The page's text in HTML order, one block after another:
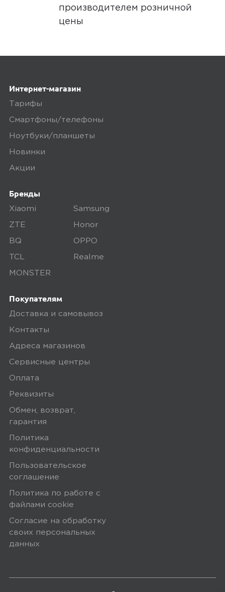
производителем розничной
цены
Интернет-магазин
Тарифы
Смартфоны/телефоны
Ноутбуки/планшеты
Новинки
Акции
Бренды
Xiaomi Samsung
ZTE Honor
BQ OPPO
TCL Realme
MONSTER
Покупателям
Доставка и самовывоз
Контакты
Адреса магазинов
Сервисные центры
Оплата
Реквизиты
Обмен, возврат,
гарантия
Политика
конфиденциальности
Пользовательское
соглашение
Политика по работе с
файлами сookie
Согласие на обработку
своих персональных
данных